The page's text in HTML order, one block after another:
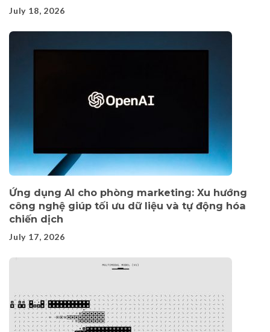
July 18, 2026
Ứng dụng AI cho phòng marketing: Xu hướng
công nghệ giúp tối ưu dữ liệu và tự động hóa
chiến dịch
July 17, 2026